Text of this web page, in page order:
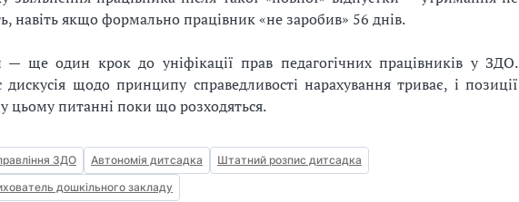
навіть якщо формально працівник «не заробив» 56 днів.
— ще один крок до уніфікації прав педагогічних працівників у ЗДО.
дискусія щодо принципу справедливості нарахування триває, і позиції
цьому питанні поки що розходяться.
ЗДО Автономія дитсадка
Штатний розпис дитсадка
дошкільного закладу